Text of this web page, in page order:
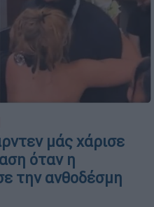
μάς χάρισε
όταν η
την ανθοδέσμη